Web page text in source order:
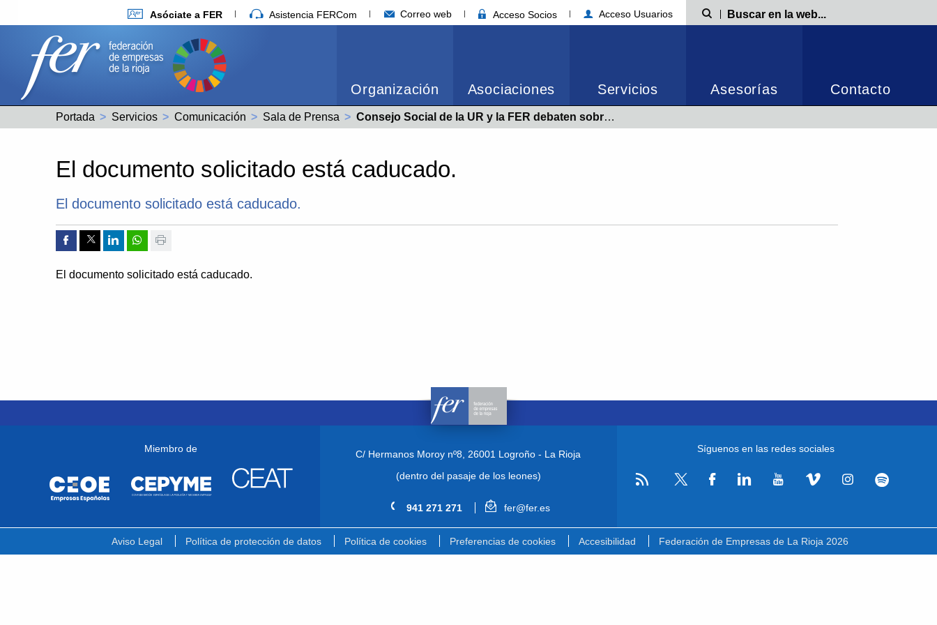
Asóciate a FER Asistencia FERCom Correo web Acceso Socios Acceso Usuarios Búsqueda
Organización Asociaciones Servicios Asesorías Contacto
Portada Servicios Comunicación Sala de Prensa Actual:
Consejo Social de la UR y la FER debaten sobre la gestión del talento en las empresas
El documento solicitado está caducado.
El documento solicitado está caducado.
Compartir por Facebook
Compartir por Twitter
Compartir por Linkedin
Compartir por whatsapp
El documento solicitado está caducado.
Miembro de C/ Hermanos Moroy nº8, 26001 Logroño - La Rioja
(dentro del pasaje de los leones)
941 271 271 fer@fer.es
Síguenos en las redes sociales
Aviso Legal Política de protección de datos Política de cookies Preferencias de cookies Accesibilidad Federación de Empresas de La Rioja 2026